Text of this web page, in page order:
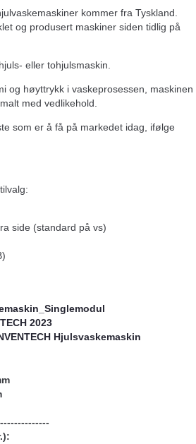
kommer fra Tyskland.
og produsert maskiner siden tidlig på
eller tohjulsmaskin.
og høyttrykk i vaskeprosessen, maskinen
med vedlikehold.
som er å få på markedet idag, ifølge
side (standard på vs)
2023
Hjulsvaskemaskin